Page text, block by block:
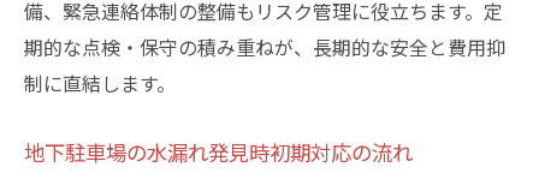
備、緊急連絡体制の整備もリスク管理に役立ちます。定
期的な点検・保守の積み重ねが、長期的な安全と費用抑
制に直結します。
地下駐車場の水漏れ発見時初期対応の流れ